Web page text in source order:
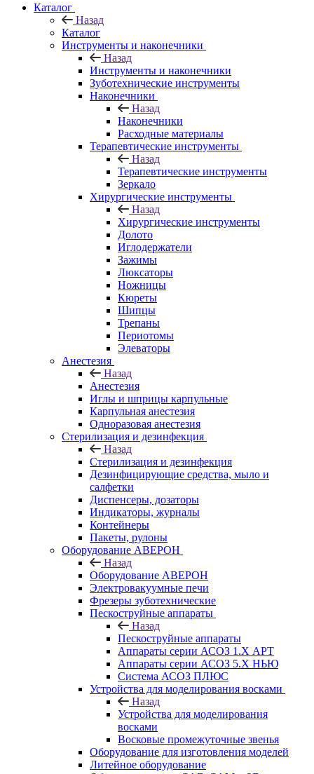
Каталог
Назад
Каталог
Инструменты и наконечники
Назад
Инструменты и наконечники
Зуботехнические инструменты
Наконечники
Назад
Наконечники
Расходные материалы
Терапевтические инструменты
Назад
Терапевтические инструменты
Зеркало
Хирургические инструменты
Назад
Хирургические инструменты
Долото
Иглодержатели
Зажимы
Люксаторы
Ножницы
Кюреты
Шипцы
Трепаны
Периотомы
Элеваторы
Анестезия
Назад
Анестезия
Иглы и шприцы карпульные
Карпульная анестезия
Одноразовая анестезия
Стерилизация и дезинфекция
Назад
Стерилизация и дезинфекция
Дезинфицирующие средства, мыло и
салфетки
Диспенсеры, дозаторы
Индикаторы, журналы
Контейнеры
Пакеты, рулоны
Оборудование АВЕРОН
Назад
Оборудование АВЕРОН
Электровакуумные печи
Фрезеры зуботехнические
Пескоструйные аппараты
Назад
Пескоструйные аппараты
Аппараты серии АСОЗ 1.Х АРТ
Аппараты серии АСОЗ 5.Х НЬЮ
Система АСОЗ ПЛЮС
Устройства для моделирования восками
Назад
Устройства для моделирования
восками
Восковые промежуточные звенья
Оборудование для изготовления моделей
Литейное оборудование